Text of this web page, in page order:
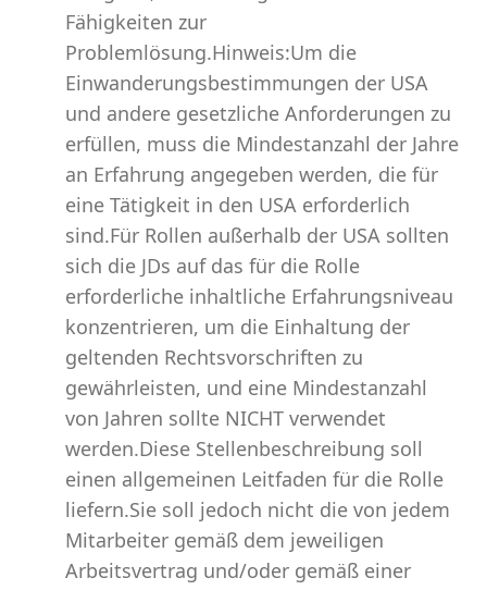
Fähigkeiten zur
Problemlösung.Hinweis:Um die
Einwanderungsbestimmungen der USA
und andere gesetzliche Anforderungen zu
erfüllen, muss die Mindestanzahl der Jahre
an Erfahrung angegeben werden, die für
eine Tätigkeit in den USA erforderlich
sind.Für Rollen außerhalb der USA sollten
sich die JDs auf das für die Rolle
erforderliche inhaltliche Erfahrungsniveau
konzentrieren, um die Einhaltung der
geltenden Rechtsvorschriften zu
gewährleisten, und eine Mindestanzahl
von Jahren sollte NICHT verwendet
werden.Diese Stellenbeschreibung soll
einen allgemeinen Leitfaden für die Rolle
liefern.Sie soll jedoch nicht die von jedem
Mitarbeiter gemäß dem jeweiligen
Arbeitsvertrag und/oder gemäß einer